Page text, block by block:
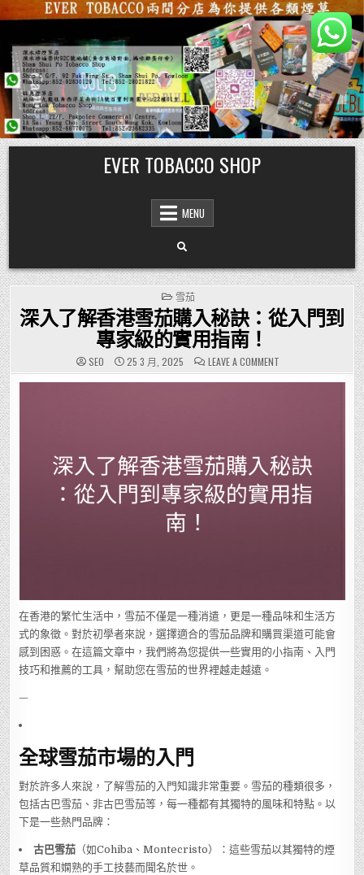
Skip
to
content
EVER TOBACCO SHOP
MENU
POSTED
IN
雪茄
深入了解香港雪茄購入秘訣：從入門到
專家級的實用指南！
SEO 25 3 月, 2025 LEAVE A COMMENT
深
入
入
秘
訣：
從
入
門
在香港的繁忙生活中，雪茄不僅是一種消遣，更是一種品味和生活方
式的象徵。對於初學者來說，選擇適合的雪茄品牌和購買渠道可能會
感到困惑。在這篇文章中，我們將為您提供一些實用的小指南、入門
技巧和推薦的工具，幫助您在雪茄的世界裡越走越遠。
—
全球雪茄市場的入門
對於許多人來說，了解雪茄的入門知識非常重要。雪茄的種類很多，
包括古巴雪茄、非古巴雪茄等，每一種都有其獨特的風味和特點。以
下是一些熱門品牌：
古巴雪茄 （如Cohiba、Montecristo）：這些雪茄以其獨特的煙
草品質和嫻熟的手工技藝而聞名於世。